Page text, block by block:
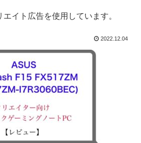
イト広告を使用しています。
2022.12.04